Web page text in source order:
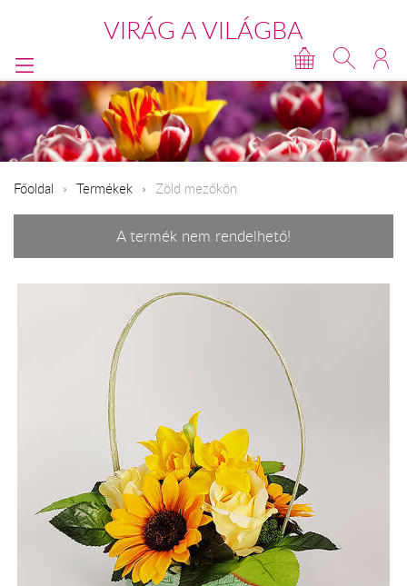
VIRÁG A VILÁGBA
Főoldal Termékek Zöld mezőkön
A termék nem rendelhető!